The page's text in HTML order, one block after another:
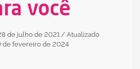
você
de julho de 2021 / Atualizado
de fevereiro de 2024